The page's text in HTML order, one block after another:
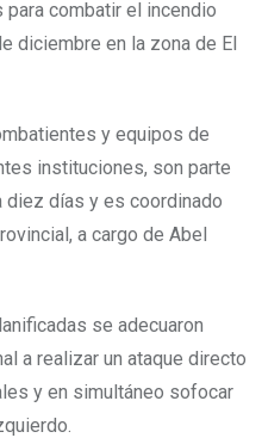
combatir el incendio
diciembre en la zona de El
y equipos de
instituciones, son parte
diez días y es coordinado
a cargo de Abel
se adecuaron
a realizar un ataque directo
y en simultáneo sofocar